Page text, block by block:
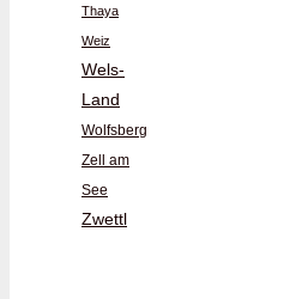
Thaya
Weiz
Wels-
Land
Wolfsberg
Zell am
See
Zwettl